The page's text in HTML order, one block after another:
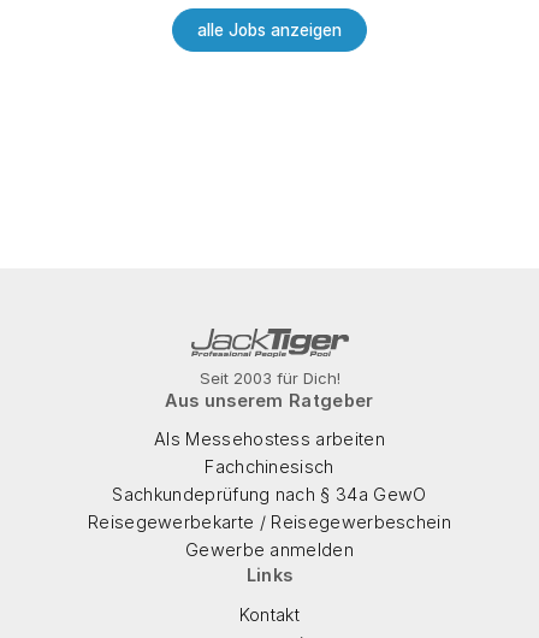
alle Jobs anzeigen
Seit 2003 für Dich!
Aus unserem Ratgeber
Als Messehostess arbeiten
Fachchinesisch
Sachkundeprüfung nach § 34a GewO
Reisegewerbekarte / Reisegewerbeschein
Gewerbe anmelden
Links
Kontakt